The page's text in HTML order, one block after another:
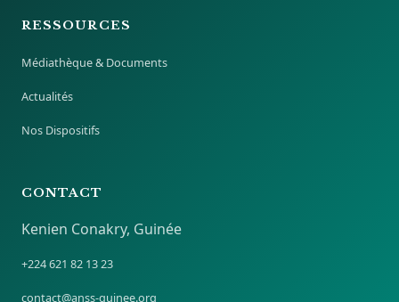
RESSOURCES
Médiathèque & Documents
Actualités
Nos Dispositifs
CONTACT
Kenien Conakry, Guinée
+224 621 82 13 23
contact@anss-guinee.org